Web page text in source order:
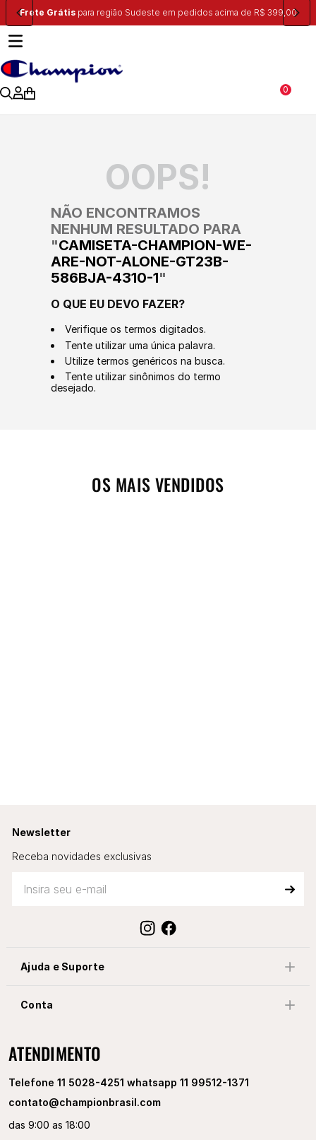
Frete Grátispara região Sudeste em pedidos acima de R$ 399,00
0
OOPS!
NÃO ENCONTRAMOS
NENHUM RESULTADO PARA
"CAMISETA-CHAMPION-WE-
ARE-NOT-ALONE-GT23B-
586BJA-4310-1"
O QUE EU DEVO FAZER?
Verifique os termos digitados.
Tente utilizar uma única palavra.
Utilize termos genéricos na busca.
Tente utilizar sinônimos do termo
desejado.
OS MAIS VENDIDOS
Newsletter
Receba novidades exclusivas
Ajuda e Suporte
Conta
ATENDIMENTO
Telefone 11 5028-4251 whatsapp 11 99512-1371
contato@championbrasil.com
das 9:00 as 18:00